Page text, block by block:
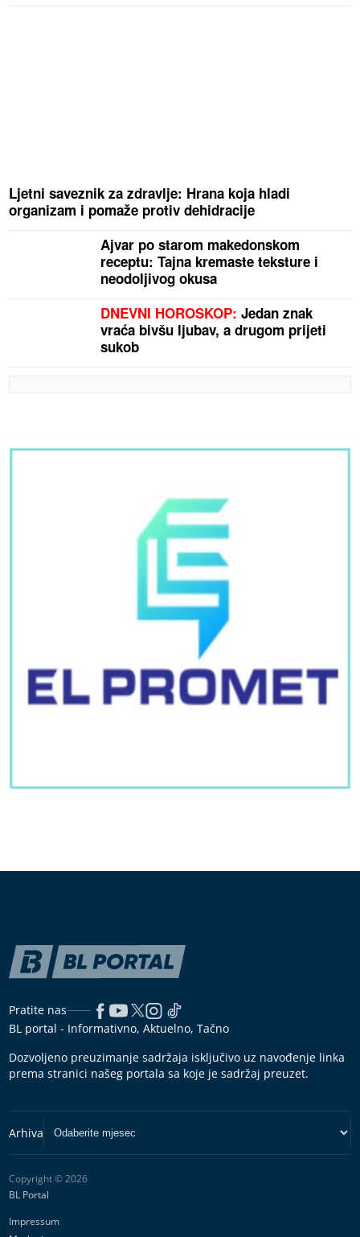
Ljetni saveznik za zdravlje: Hrana koja hladi
organizam i pomaže protiv dehidracije
Ajvar po starom makedonskom
receptu: Tajna kremaste teksture i
neodoljivog okusa
DNEVNI HOROSKOP: Jedan znak
vraća bivšu ljubav, a drugom prijeti
sukob
Pratite nas
BL portal - Informativno, Aktuelno, Tačno
Dozvoljeno preuzimanje sadržaja isključivo uz navođenje linka
prema stranici našeg portala sa koje je sadržaj preuzet.
Copyright © 2026
BL Portal
Impressum